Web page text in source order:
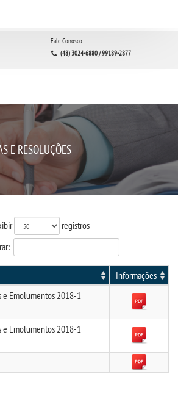
Fale Conosco
(48) 3024-6880 / 99189-2877
E RESOLUÇÕES
registros
Informações
e Emolumentos 2018-1
e Emolumentos 2018-1